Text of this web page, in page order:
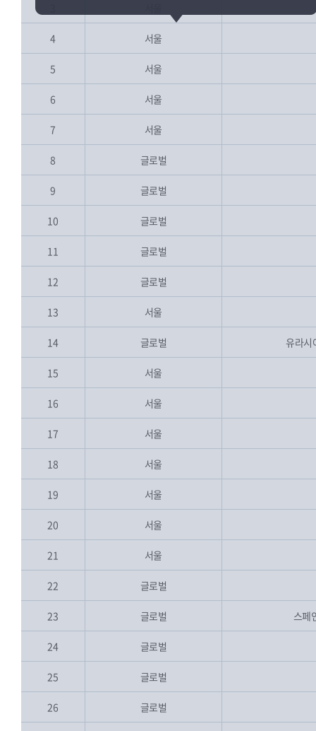
4 서울
5 서울
6 서울
7 서울
8 글로벌
9 글로벌
10 글로벌
11 글로벌
12 글로벌
13 서울
14 글로벌 유라시
15 서울
16 서울
17 서울
18 서울
19 서울
20 서울
21 서울
22 글로벌
23 글로벌 스페
24 글로벌
25 글로벌
26 글로벌